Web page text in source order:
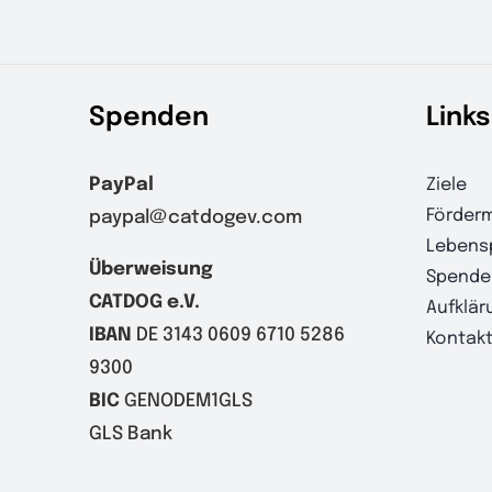
Spenden
PayPal
paypal@catdogev.com
Überweisung
CATDOG e.V.
IBAN
DE 3143 0609 6710 5286
9300
BICGENODEM1GLS
GLS Bank
Links
Ziele
Kontakt